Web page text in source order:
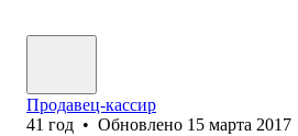
Продавец-кассир
41 год • Обновлено 15 марта 2017